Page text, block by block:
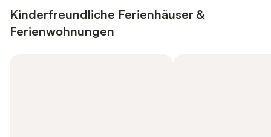
Kinderfreundliche Ferienhäuser &
Ferienwohnungen